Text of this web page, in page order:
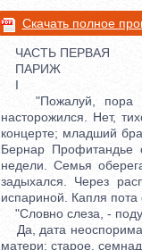
Скачать полное
ЧАСТЬ ПЕРВАЯ
ПАРИЖ
I
"Пожалуй, пора и
насторожился. Нет,
концерте; младший
Бернар Профитандье
недели. Семья
задыхался. Через
испариной. Капля пота
"Словно слеза, -
Да, дата
матери; старое,